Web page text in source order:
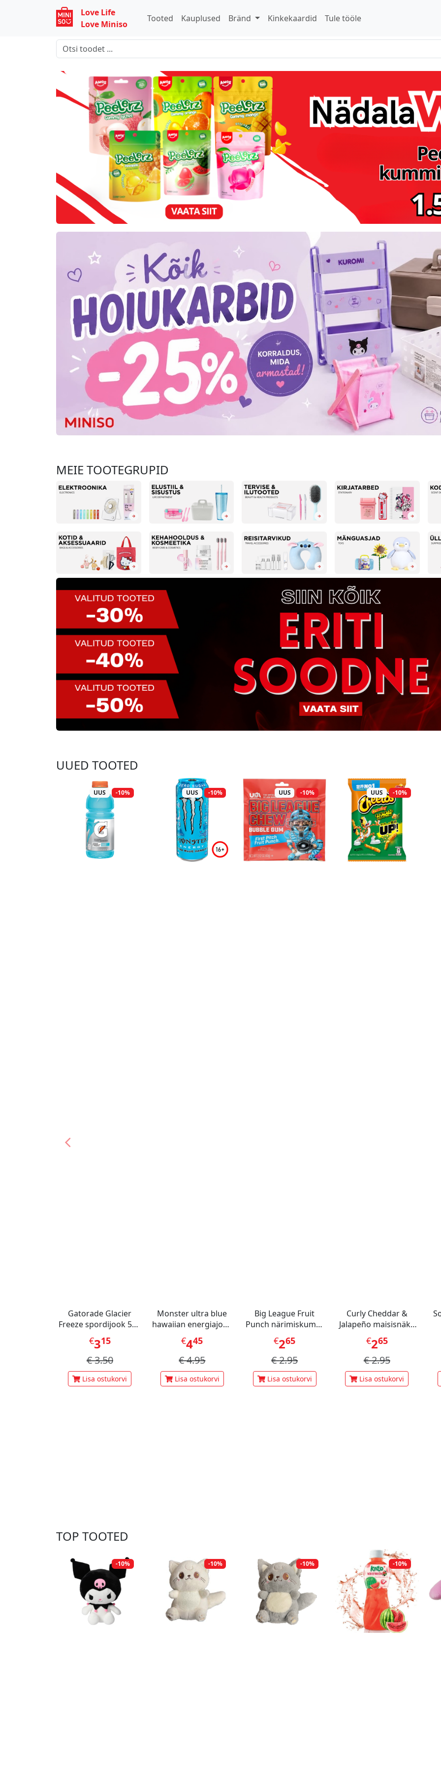
Love Life
Love Miniso
Tooted Kauplused Bränd Kinkekaardid Tule tööle
MEIE TOOTEGRUPID
UUED TOOTED
UUS -10%
Gatorade Glacier
Freeze spordijook 591
ml
€315
€3.50
Lisa ostukorvi
UUS -10%
Monster ultra blue
hawaiian energiajook
473ml
€445
€4.95
Lisa ostukorvi
UUS -10%
Big League Fruit
Punch närimiskumm
60 g
€265
€2.95
Lisa ostukorvi
UUS -10%
Curly Cheddar &
Jalapeño maisisnäkk
70 g
€265
€2.95
Lisa ostukorvi
TOP TOOTED
-10% -10% -10% -10%